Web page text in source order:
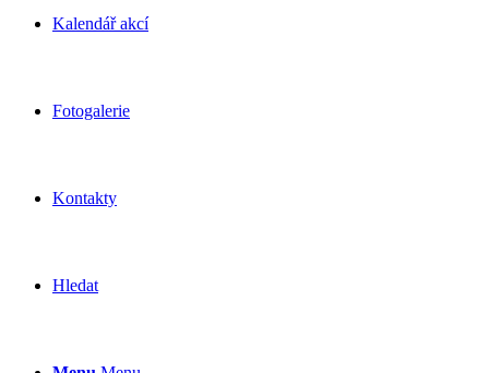
Kalendář akcí
Fotogalerie
Kontakty
Hledat